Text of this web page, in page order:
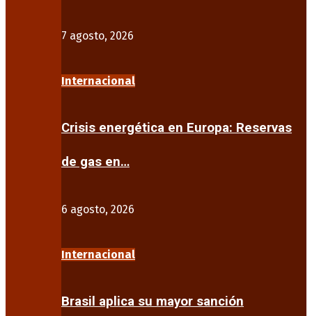
7 agosto, 2026
Internacional
Crisis energética en Europa: Reservas
de gas en…
6 agosto, 2026
Internacional
Brasil aplica su mayor sanción